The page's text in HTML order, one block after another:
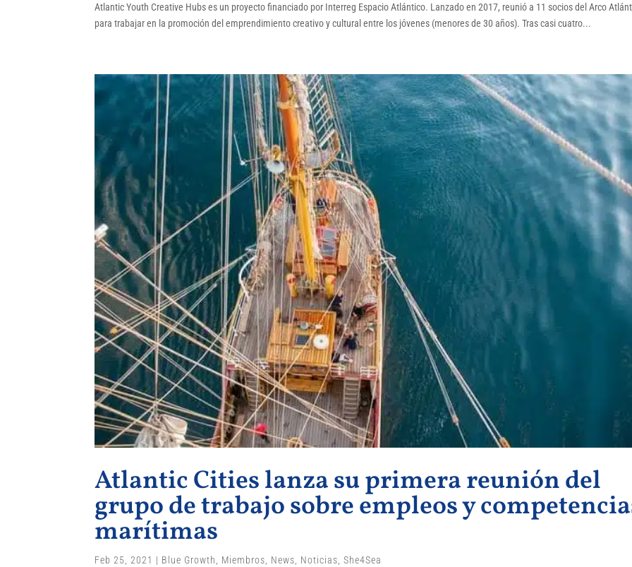
Atlantic Youth Creative Hubs es un proyecto financiado por Interreg Espacio Atlántico. Lanzado en 2017, reunió a 11 socios del Arco
para trabajar en la promoción del emprendimiento creativo y cultural entre los jóvenes (menores de 30 años). Tras casi cuatro...
Atlantic Cities lanza su primera reunión del
grupo de trabajo sobre empleos y
marítimas
Feb 25, 2021 | Blue Growth, Miembros, News, Noticias,She4Sea